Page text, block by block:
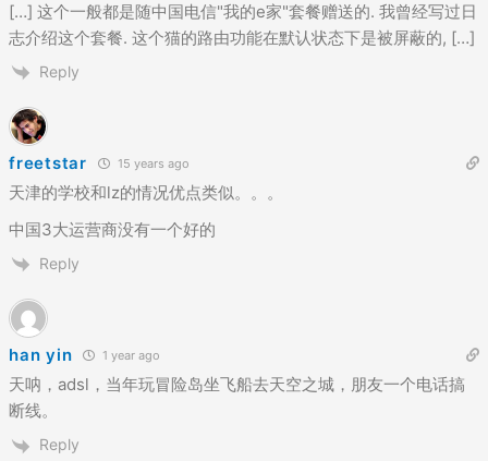
[…] 这个一般都是随中国电信"我的e家"套餐赠送的. 我曾经写过日
志介绍这个套餐. 这个猫的路由功能在默认状态下是被屏蔽的, […]
Reply
freetstar 15 years ago
天津的学校和lz的情况优点类似。。。
中国3大运营商没有一个好的
Reply
han yin 1 year ago
天呐，adsl，当年玩冒险岛坐飞船去天空之城，朋友一个电话搞
断线。
Reply